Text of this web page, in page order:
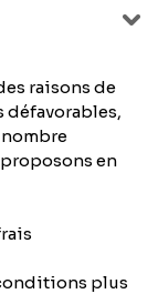
raisons de
nombre
en
plus